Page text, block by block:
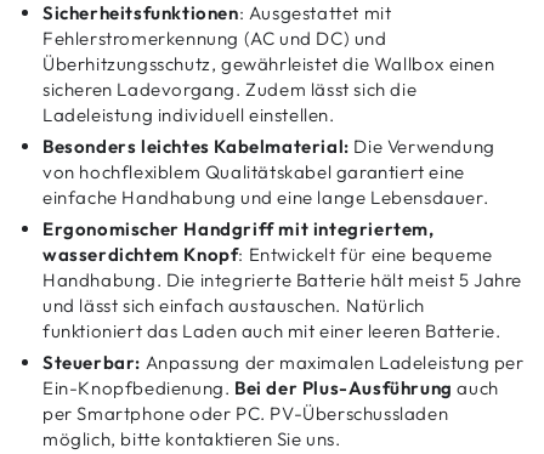
Sicherheitsfunktionen: Ausgestattet mit
Fehlerstromerkennung (AC und DC) und
Überhitzungsschutz, gewährleistet die Wallbox einen
sicheren Ladevorgang. Zudem lässt sich die
Ladeleistung individuell einstellen.
Besonders leichtes Kabelmaterial: Die Verwendung
von hochflexiblem Qualitätskabel garantiert eine
einfache Handhabung und eine lange Lebensdauer.
Ergonomischer Handgriff mit integriertem,
wasserdichtem Knopf: Entwickelt für eine bequeme
Handhabung. Die integrierte Batterie hält meist 5 Jahre
und lässt sich einfach austauschen. Natürlich
funktioniert das Laden auch mit einer leeren Batterie.
Steuerbar: Anpassung der maximalen Ladeleistung per
Ein-Knopfbedienung. Bei der Plus-Ausführung auch
per Smartphone oder PC. PV-Überschussladen
möglich, bitte kontaktieren Sie uns.